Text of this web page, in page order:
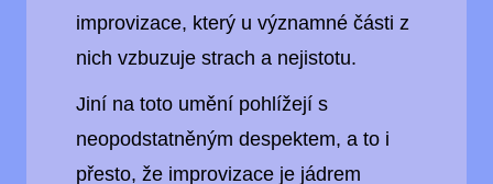
improvizace, který u významné části z
nich vzbuzuje strach a nejistotu.
Jiní na toto umění pohlížejí s
neopodstatněným despektem, a to i
přesto, že improvizace je jádrem